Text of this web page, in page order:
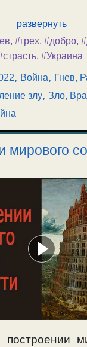
развернуть
, #грех, #добро,
, #Украина
, Война, Гнев,
злу, Зло,
мирового